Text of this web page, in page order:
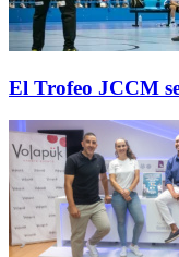
El Trofeo JCCM